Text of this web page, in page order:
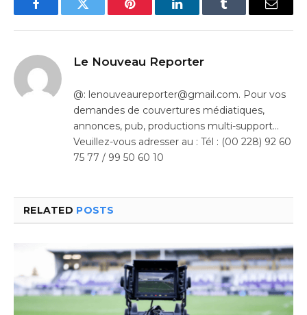
FacebookTwitter Pinterest LinkedInTumblr Email
Le Nouveau Reporter
@: lenouveaureporter@gmail.com. Pour vos
demandes de couvertures médiatiques,
annonces, pub, productions multi-support…
Veuillez-vous adresser au : Tél : (00 228) 92 60
75 77 / 99 50 60 10
RELATED POSTS